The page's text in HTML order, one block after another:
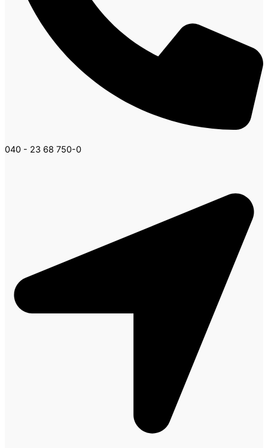
040 - 23 68 750-0